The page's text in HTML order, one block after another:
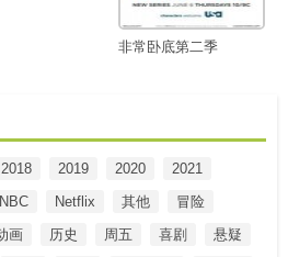
非常卧底第二季
2018 2019 2020
2021
NBC Netflix 其他
冒险
画 历史 周五 喜剧
悬疑